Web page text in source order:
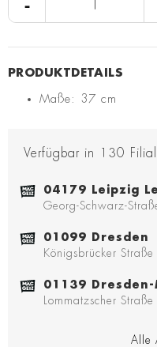
Maße: 37 cm
Verfügbar in 130
04179 Leipzig
Georg-Schwarz-
01099 Dresden
Königsbrücker Straße
01139 Dresden-
Lommatzscher
Alle